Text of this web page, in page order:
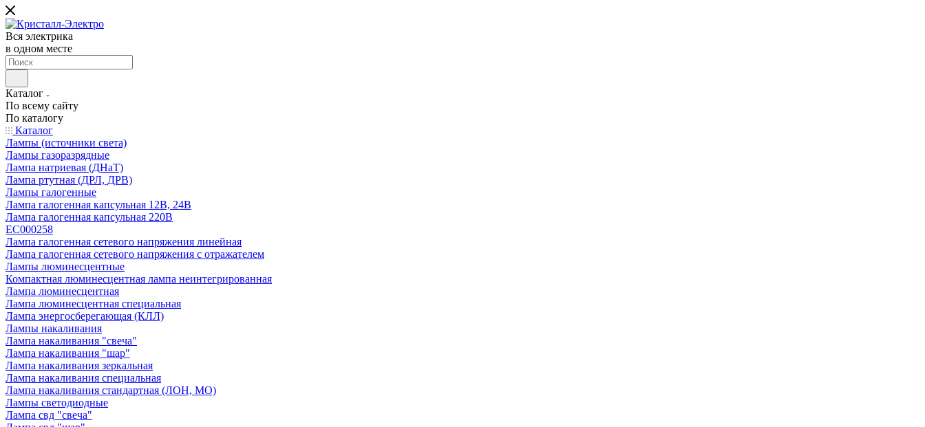
Вся электрика
в одном месте
Каталог
По всему сайту
По каталогу
Каталог
Лампы (источники света)
Лампы газоразрядные
Лампа натриевая (ДНаТ)
Лампа ртутная (ДРЛ, ДРВ)
Лампы галогенные
Лампа галогенная капсульная 12В, 24В
Лампа галогенная капсульная 220В
EC000258
Лампа галогенная сетевого напряжения линейная
Лампа галогенная сетевого напряжения с отражателем
Лампы люминесцентные
Компактная люминесцентная лампа неинтегрированная
Лампа люминесцентная
Лампа люминесцентная специальная
Лампа энергосберегающая (КЛЛ)
Лампы накаливания
Лампа накаливания "свеча"
Лампа накаливания "шар"
Лампа накаливания зеркальная
Лампа накаливания специальная
Лампа накаливания стандартная (ЛОН, МО)
Лампы светодиодные
Лампа свд "свеча"